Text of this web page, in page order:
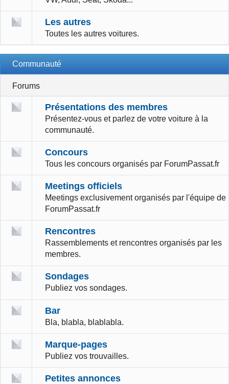
Les autres
Toutes les autres voitures.
Communauté
Forums
Présentations des membres
Présentez-vous et parlez de votre voiture à la
communauté.
Concours
Tous les concours organisés par ForumPassat.fr
Meetings officiels
Meetings exclusivement organisés par l'équipe de
ForumPassat.fr
Rencontres
Rassemblements et rencontres organisés par les
membres.
Sondages
Publiez vos sondages.
Bar
Bla, blabla, blablabla.
Marque-pages
Publiez vos trouvailles.
Petites annonces